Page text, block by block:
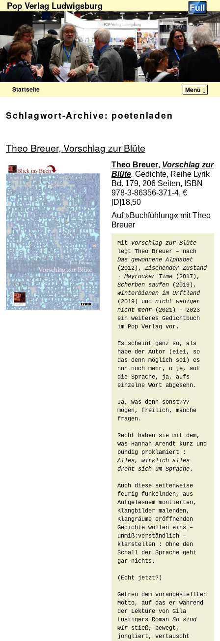
Pop Verlag Ludwigsburg
Startseite Menü ↓
Schlagwort-Archive: poetenladen
Theo Breuer, Vorschlag zur Blüte
Theo Breuer, Vorschlag zur
Blüte. Gedichte, Reihe Lyrik
Bd. 179, 206 Seiten, ISBN
978-3-86356-371-4, €
[D]18,50
Auf »Buchfühlung« mit Theo
Breuer
Mit Vorschlag zur Blüte
legt Theo Breuer – nach
Das gewonnene Alphabet
(2012), Zischender Zustand
∙ Mayröcker Time
Scherben saufen
Winterbienen im Urftland
(2019) und nicht weniger
nicht mehr (2021) – 2023
ein weiteres Gedichtbuch
im Pop Verlag vor.
Es scheint ganz so, als
habe der Autor (eiei, so
das denn möglich sei) es
nun noch mehr, o je, auf
die Sprache, ja, aufs
einzelne Wort abgesehn.
Ja, was denn sonst???
mögen, freilich, manche
fragen.
Recht haben sie mit dem,
was Hannah Arendt kurz und
Alles, wirklich alles
dreht sich um Sprache.
Auch diese seitenweise
feurig funkelnden, aus
Aufgelesnem montierten,
Klangbilder malenden,
Klangräume eröffnenden
Gedichte wollen eins –
unmiß:verständlich –
klarstellen : Ohne den
Schall der Sprache geht
gar nichts.
(Echt jetzt?)
Getreu dem vorangestellten
Motto, auf das er während
der Lektüre von Gila
Lustigers Roman So sind
wir stieß, bewegt,
jongliert, vertauscht